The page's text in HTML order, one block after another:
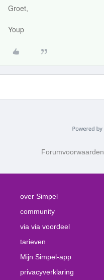
Groet,
Youp
Forumvoorwaarden
over Simpel
community
via via voordeel
tarieven
Mijn Simpel-app
privacyverklaring